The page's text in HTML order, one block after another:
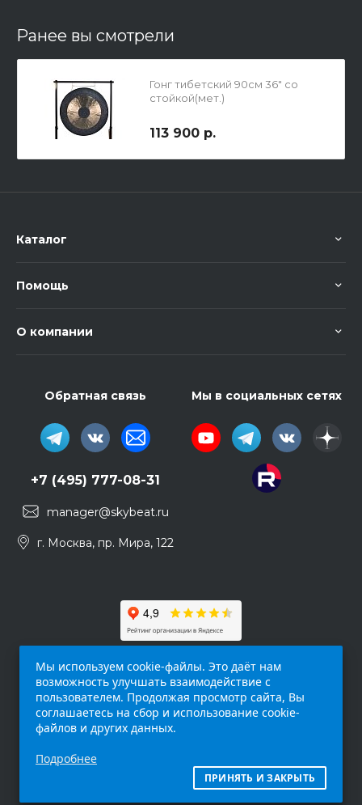
Ранее вы смотрели
Гонг тибетский 90см 36" со
стойкой(мет.)
113 900 р.
Каталог
Помощь
О компании
Обратная связь
+7 (495) 777-08-31
manager@skybeat.ru
г. Москва, пр. Мира, 122
Мы в социальных сетях
интернет-сайт (
исключительно информационный характер и
ни при каких условиях не является публичной
Мы используем cookie-файлы. Это даёт нам
возможность улучшать взаимодействие с
пользователем. Продолжая просмотр сайта, Вы
соглашаетесь на сбор и использование cookie-
файлов и других данных.
Подробнее
ПРИНЯТЬ И ЗАКРЫТЬ